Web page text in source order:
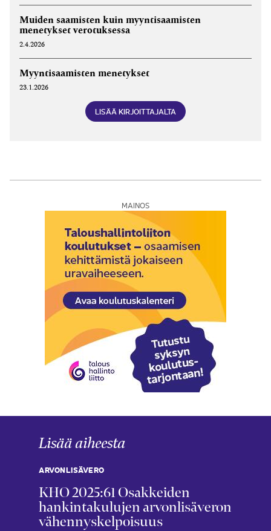
Muiden saamisten kuin myyntisaamisten
menetykset verotuksessa
2.4.2026
Myyntisaamisten menetykset
23.1.2026
LISÄÄ KIRJOITTAJALTA
MAINOS
Lisää aiheesta
ARVONLISÄVERO
KHO 2025:61 Osakkeiden
hankintakulujen arvonlisäveron
vähennyskelpoisuus